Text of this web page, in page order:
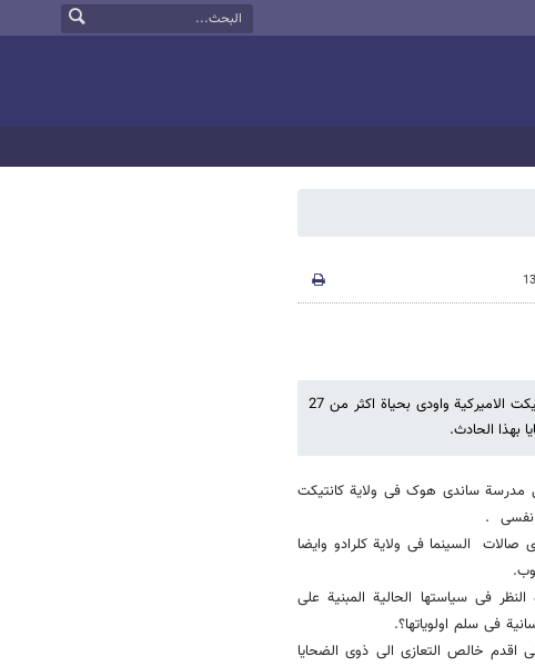
فی اعقاب الحادث الارهابی الذی وقع فی مدرسة ساندی هوک فی ولایة کانتیکت الامیرکیة واودی بحیاة اکثر من 27
بهذا الحادث.
فی مدرسة ساندی هوک فی ولایة کانتیکت
السینما فی ولایة کلرادو وایضا
فی سیاستها الحالیة المبنیة على
فی سلم اولویاتها؟.
اقدم خالص التعازی الی ذوی الضحایا